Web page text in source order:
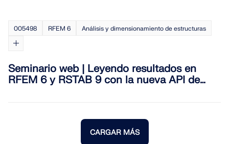
005498 RFEM 6 Análisis y dimensionamiento de estructuras
Seminario web | Leyendo resultados en
RFEM 6 y RSTAB 9 con la nueva API de
CARGAR MÁS